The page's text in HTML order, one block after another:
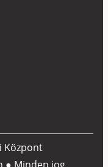
Központ